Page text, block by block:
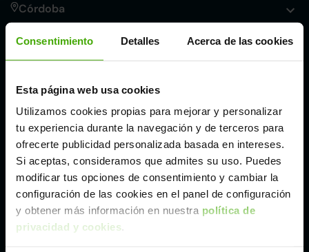
Consentimiento Detalles Acerca de las cookies
Esta página web usa cookies
Utilizamos cookies propias para mejorar y personalizar
tu experiencia durante la navegación y de terceros para
ofrecerte publicidad personalizada basada en intereses.
Si aceptas, consideramos que admites su uso. Puedes
modificar tus opciones de consentimiento y cambiar la
configuración de las cookies en el panel de configuración
y obtener más información en nuestra política de
privacidad y cookies.
Córdoba
Málaga
Valencia
Zaragoza
Ver Opel Corsa de segunda mano y ocasión